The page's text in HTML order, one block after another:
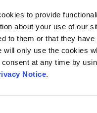
to provide
about your use of our
to them or that they
only use the cookies
at any time by
Notice